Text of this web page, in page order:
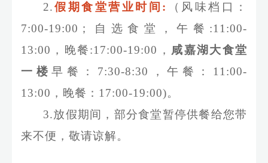
2.假期食堂营业时间 :
（风味档口：
7:00-19:00 ；自选食堂，午餐 :11:00-
13:00 ，晚餐:17:00-19:00 ， 咸嘉湖大食堂
一楼早餐： 7:30-8:30 ，午餐： 11:00-
13:00 ，晚餐： 17:00-19:00)。
3.放假期间，部分食堂暂停供餐给您带
来不便，敬请谅解。